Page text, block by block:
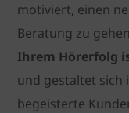
motiviert, einen
Beratung zu
Ihrem Hörerfolg
und gestaltet sich
begeisterte